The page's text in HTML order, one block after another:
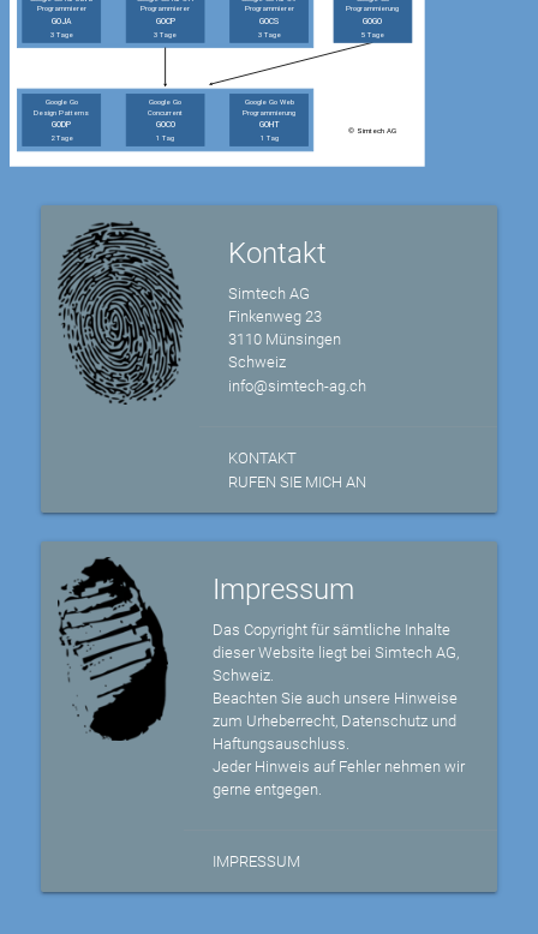
Kontakt
Simtech AG
Finkenweg 23
3110 Münsingen
Schweiz
info@simtech-ag.ch
KONTAKT
RUFEN SIE MICH AN
Impressum
Das Copyright für sämtliche Inhalte
dieser Website liegt bei Simtech AG,
Schweiz.
Beachten Sie auch unsere Hinweise
zum Urheberrecht, Datenschutz und
Haftungsauschluss.
Jeder Hinweis auf Fehler nehmen wir
gerne entgegen.
IMPRESSUM